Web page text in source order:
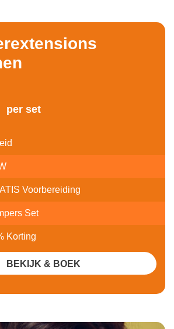
per set
Voorbereiding
Set
Korting
BEKIJK & BOEK